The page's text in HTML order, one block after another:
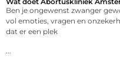
Ben je ongewenst zwanger
vol emoties, vragen en
dat er een plek